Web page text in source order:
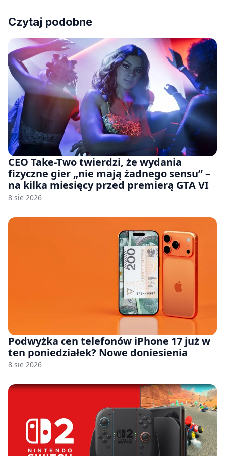
Czytaj podobne
CEO Take-Two twierdzi, że wydania
fizyczne gier „nie mają żadnego sensu” –
na kilka miesięcy przed premierą GTA VI
8 sie 2026
Podwyżka cen telefonów iPhone 17 już w
ten poniedziałek? Nowe doniesienia
8 sie 2026